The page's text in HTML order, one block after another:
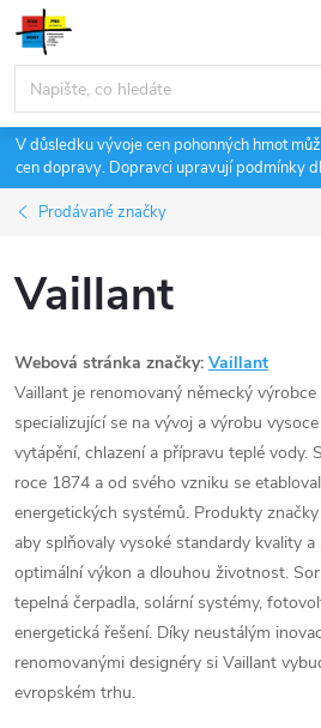
Přejít
obsah
V důsledku vývoje cen pohonných hmot
cen dopravy. Dopravci upravují podmínky
Prodávané značky
Vaillant
Webová stránka značky: Vaillant
Vaillant je renomovaný německý
specializující se na vývoj a výrobu
vytápění, chlazení a přípravu teplé vody.
roce 1874 a od svého vzniku se
energetických systémů. Produkty
aby splňovaly vysoké standardy kvality
optimální výkon a dlouhou životnost.
tepelná čerpadla, solární systémy,
energetická řešení. Díky neustálým
renomovanými designéry si Vaillant
evropském trhu.